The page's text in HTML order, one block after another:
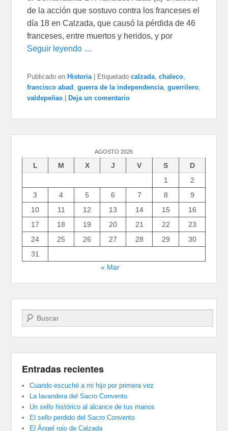
de la acción que sostuvo contra los franceses el
día 18 en Calzada, que causó la pérdida de 46
franceses, entre muertos y heridos, y por
Seguir leyendo …
Publicado en Historia Etiquetado calzada,chaleco,
francisco abad ,guerra de la independencia,guerrilero,
valdepeñas
Deja un comentario
AGOSTO 2026
L M X J V S
D
1
2
3
4 5 6 7 8
9
10
11 12 13 14 15
16
17
18 19 20 21 22
23
24
25 26 27 28 29
30
31
« Mar
Buscar
Entradas recientes
Cuando escuché a mi hijo por primera vez
La lavandera del Sacro Convento
Un sello histórico al alcance de tus manos
El sello perdido del Sacro Convento
El Ángel rojo de Calzada